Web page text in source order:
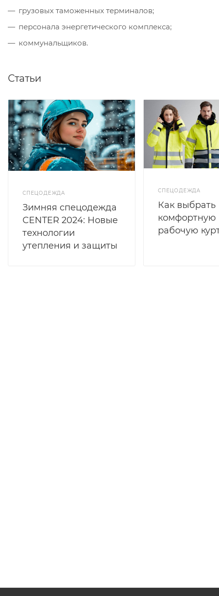
грузовых таможенных терминалов;
персонала энергетического комплекса;
коммунальщиков.
Статьи
СПЕЦОДЕЖДА
Зимняя спецодежда
CENTER 2024: Новые
технологии
утепления и защиты
СПЕЦОДЕЖДА
Как выбрать
комфортную
рабочую